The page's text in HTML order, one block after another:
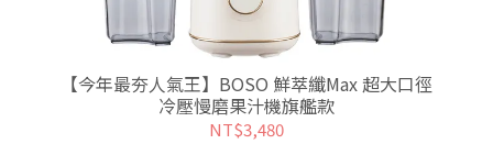
【今年最夯人氣王】BOSO 鮮萃纖Max 超大口徑
冷壓慢磨果汁機旗艦款
NT$3,480